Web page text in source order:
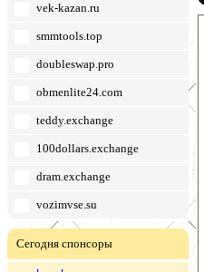
vek-kazan.ru
smmtools.top
doubleswap.pro
obmenlite24.com
teddy.exchange
100dollars.exchange
dram.exchange
vozimvse.su
Сегодня спонсоры